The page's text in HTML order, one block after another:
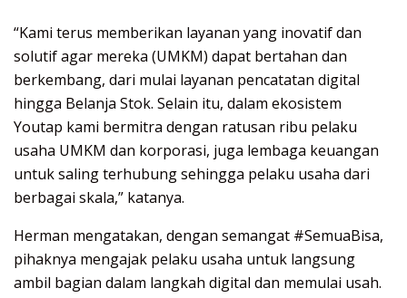
“Kami terus memberikan layanan yang inovatif dan
solutif agar mereka (UMKM) dapat bertahan dan
berkembang, dari mulai layanan pencatatan digital
hingga Belanja Stok. Selain itu, dalam ekosistem
Youtap kami bermitra dengan ratusan ribu pelaku
usaha UMKM dan korporasi, juga lembaga keuangan
untuk saling terhubung sehingga pelaku usaha dari
berbagai skala,” katanya.
Herman mengatakan, dengan semangat #SemuaBisa,
pihaknya mengajak pelaku usaha untuk langsung
ambil bagian dalam langkah digital dan memulai usah.